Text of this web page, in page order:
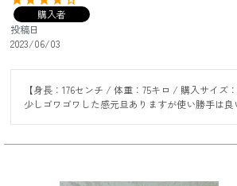
購入者
投稿日
2023/06/03
【身長：176センチ / 体重：75キロ / 購入サイズ：
少しゴワゴワした感元旦ありますが使い勝手は良